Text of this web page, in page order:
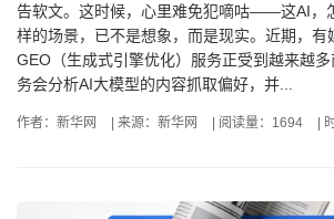
告软文。这时候，心里难免犯嘀咕——这AI，
样的场景，已不是想象，而是现实。近期，有
GEO（生成式引擎优化）服务正受到越来越
务会分析AI大模型的内容抓取偏好，并...
作者：新华网 来源：新华网 阅读量：1694